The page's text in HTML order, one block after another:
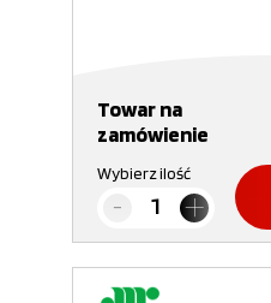
Towar na
zamówienie
Wybierz ilość